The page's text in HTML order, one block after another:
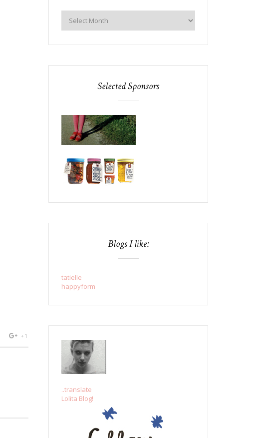
+1
Selected Sponsors
Blogs I like:
tatielle
happyform
..translate
Lolita Blog!